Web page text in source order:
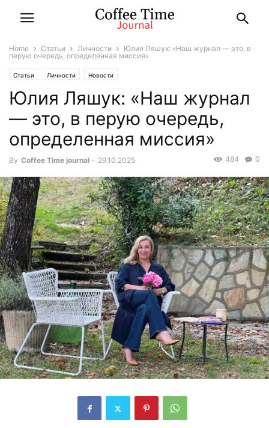
Home Статьи Личности
Юлия Ляшук: «Наш журнал — это, в
перую очередь, определенная миссия»
Статьи Личности Новости
Юлия Ляшук: «Наш журнал
— это, в перую очередь,
определенная миссия»
By Coffee Time journal - 29.10.2025 0
484